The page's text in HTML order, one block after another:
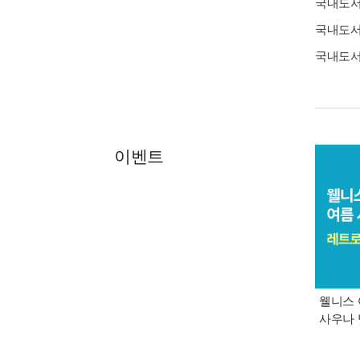
국내도
국내도
국내도
이벤트
웰니스
사우나